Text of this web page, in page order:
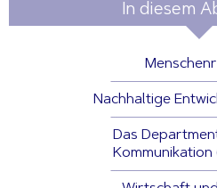
In diesem
Nachhaltige
Das
Kommunikation